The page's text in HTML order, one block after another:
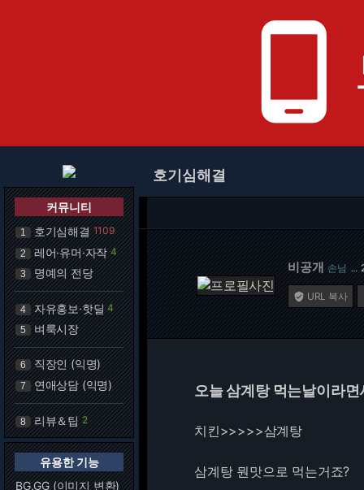
phone_android
커뮤니티
1 호기심해결 1109
2 레어·유머·자작 4
3 명예의 전당
4 자유홍보·핫딜 4
5 벼룩시장
6 직장인 (익명)
7 연애상담 (익명)
8 리뷰＆팁 2
유용한 기능
BG.GG (이미지 변환)
호기심해결
비공개 손님 …
 URL 복사
오늘 삼계탕 먹는날이라면
치킨>>>>>삼계탕
삼계탕 뭔맛으로 먹는거죠?